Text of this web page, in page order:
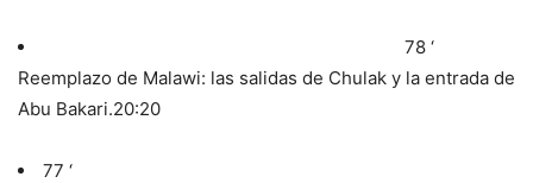
78 ‘
Reemplazo de Malawi: las salidas de Chulak y la entrada de
Abu Bakari.20:20
77 ‘